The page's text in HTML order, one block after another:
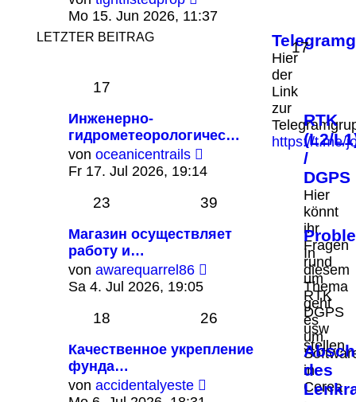
Beitrag
Mo 15. Jun 2026, 11:37
LETZTER BEITRAG
Hier
der
Link
zur
https://t.me/
17
17
Инженерно-
гидрометеорологичес…
von oceanicentrails
Beitrag
Fr 17. Jul 2026, 19:14
RTK
(L2/
/
DGPS
Hier
könnt
ihr
Fragen
rund
um
RTK
DGPS
usw
stellen.
23 39
Магазин осуществляет
работу и…
von awarequarrel86
Sa 4. Jul 2026, 19:05
In
diesem
Thema
geht
es
um
in
Cerea
18 26
Качественное укрепление
фунда…
von accidentalyeste
des